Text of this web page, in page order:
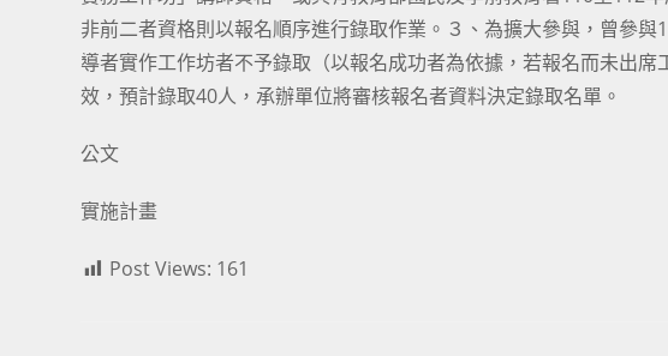
非前二者資格則以報名順序進行錄取作業。３、為擴大參與，曾參
導者實作工作坊者不予錄取（以報名成功者為依據，若報名而未出
效，預計錄取40人，承辦單位將審核報名者資料決定錄取名單。
公文
實施計畫
Post Views: 161